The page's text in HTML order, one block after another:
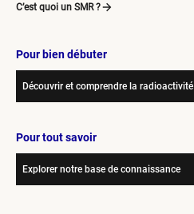
C’est quoi un SMR ?
Pour bien débuter
Découvrir et comprendre la radioactivité
Pour tout savoir
Explorer notre base de connaissance